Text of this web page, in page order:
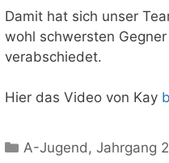
Damit hat sich unser
wohl schwersten
verabschiedet.
Hier das Video von Kay
Kategorien
A-Jugend,Jahrgang